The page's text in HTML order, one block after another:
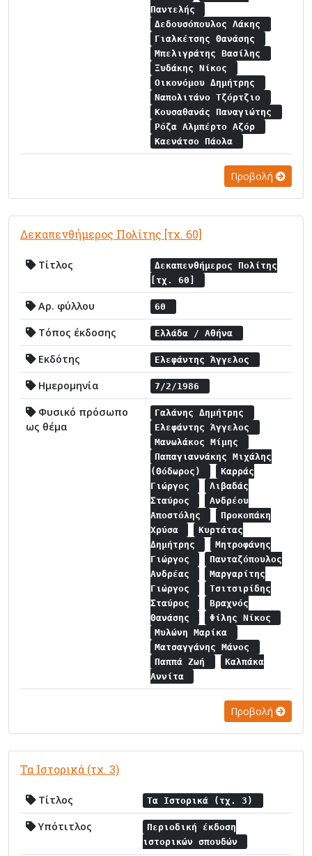
Παντελής
Δεδουσόπουλος Λάκης
Γιαλκέτσης Θανάσης
Μπελιγράτης Βασίλης
Ξυδάκης Νίκος
Οικονόμου Δημήτρης
Ναπολιτάνο Τζόρτζιο
Κουσαθανάς Παναγιώτης
Ρόζα Αλμπέρτο Αζόρ
Καενάτσο Πάολα
Προβολή
Δεκαπενθήμερος Πολίτης [τχ. 60]
Τίτλος
Δεκαπενθήμερος Πολίτης
[τχ. 60]
Αρ. φύλλου 60
Τόπος έκδοσης Ελλάδα / Αθήνα
Εκδότης Ελεφάντης Άγγελος
Ημερομηνία 7/2/1986
Φυσικό πρόσωπο
ως θέμα
Γαλάνης Δημήτρης
Ελεφάντης Άγγελος
Μανωλάκος Μίμης
Παπαγιαννάκης Μιχάλης
(Θόδωρος)
Καρράς
Γιώργος
Λιβαδάς
Σταύρος
Ανδρέου
Αποστόλης
Προκοπάκη
Χρύσα
Κυρτάτας
Δημήτρης
Μητροφάνης
Γιώργος
Πανταζόπουλος
Ανδρέας
Μαργαρίτης
Γιώργος
Τσιτσιρίδης
Σταύρος
Βραχνός
Θανάσης
Φίλης Νίκος
Μυλώνη Μαρίκα
Ματσαγγάνης Μάνος
Παππά Ζωή
Καλπάκα
Αννίτα
Προβολή
Τα Ιστορικά (τχ. 3)
Τίτλος Τα Ιστορικά (τχ. 3)
Υπότιτλος
Περιοδική έκδοση
ιστορικών σπουδών